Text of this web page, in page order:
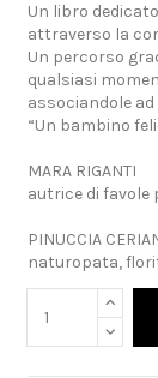
Un libro
attraverso la
Un percorso
qualsiasi
associandole
“Un bambino
MARA RIGANTI
autrice di favole
PINUCCIA
naturopata,